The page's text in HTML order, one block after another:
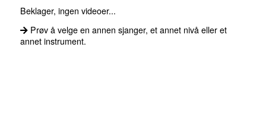
Beklager, ingen videoer...
Prøv å velge en annen sjanger, et annet nivå eller et
annet instrument.